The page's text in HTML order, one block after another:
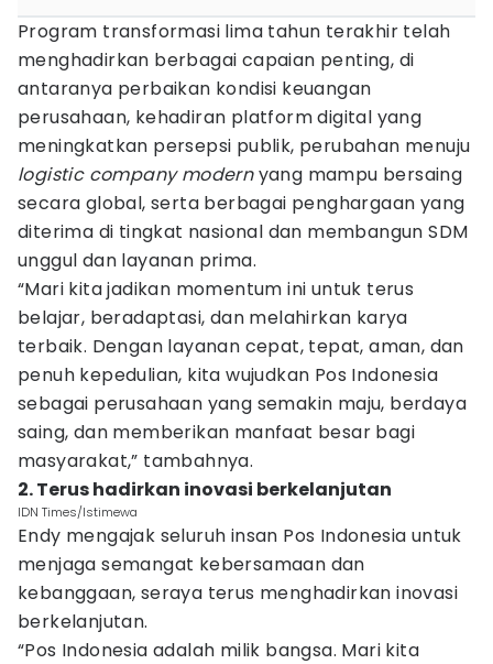
Program transformasi lima tahun terakhir telah
menghadirkan berbagai capaian penting, di
antaranya perbaikan kondisi keuangan
perusahaan, kehadiran platform digital yang
meningkatkan persepsi publik, perubahan menuju
logistic company modernyang mampu bersaing
secara global, serta berbagai penghargaan yang
diterima di tingkat nasional dan membangun SDM
unggul dan layanan prima.
“Mari kita jadikan momentum ini untuk terus
belajar, beradaptasi, dan melahirkan karya
terbaik. Dengan layanan cepat, tepat, aman, dan
penuh kepedulian, kita wujudkan Pos Indonesia
sebagai perusahaan yang semakin maju, berdaya
saing, dan memberikan manfaat besar bagi
masyarakat,” tambahnya.
2. Terus hadirkan inovasi berkelanjutan
IDN Times/Istimewa
Endy mengajak seluruh insan Pos Indonesia untuk
menjaga semangat kebersamaan dan
kebanggaan, seraya terus menghadirkan inovasi
berkelanjutan.
“Pos Indonesia adalah milik bangsa. Mari kita